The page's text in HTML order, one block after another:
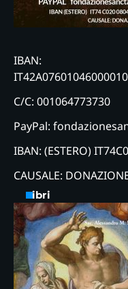
IBAN:
C/C: 001064773730
PayPal:
IBAN: (ESTERO)
CAUSALE:
Libri